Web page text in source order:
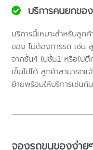
บริการคนยกของ
บริการนี้เหมาะสำหรับลูก
ของ ไม่ต้องการรถ เช่
จากชั้น4 ไปชั้น1 หรือไป
เข็นไปได้ ลูกค้าสามารถแ
ย้ายพร้อมให้บริการเช่นกั
จองรถขนของง่า